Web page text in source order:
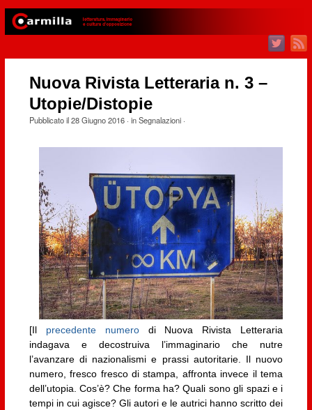
Nuova Rivista Letteraria n. 3 –
Utopie/Distopie
Pubblicato il28 Giugno 2016· inSegnalazioni·
[Il precedente numerodi Nuova Rivista Letteraria
indagava e decostruiva l’immaginario che nutre
l’avanzare di nazionalismi e prassi autoritarie. Il nuovo
numero, fresco fresco di stampa, affronta invece il tema
dell’utopia. Cos’è? Che forma ha? Quali sono gli spazi e i
tempi in cui agisce? Gli autori e le autrici hanno scritto dei